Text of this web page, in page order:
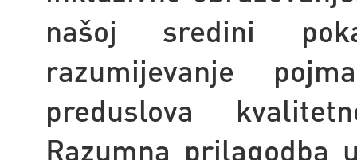
našoj sredini
razumijevanje
preduslova
Razumna prilagodba